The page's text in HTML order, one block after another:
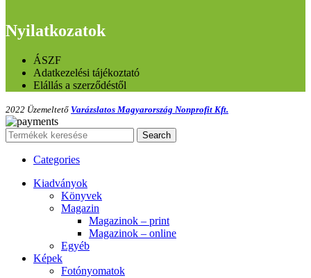
Nyilatkozatok
ÁSZF
Adatkezelési tájékoztató
Elállás a szerződéstől
2022 Üzemeltető Varázslatos Magyarország Nonprofit Kft.
Search
Categories
Kiadványok
Könyvek
Magazin
Magazinok – print
Magazinok – online
Egyéb
Képek
Fotónyomatok